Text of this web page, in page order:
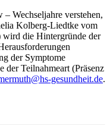
Wechseljahre verstehen,
Kolberg-Liedtke vom
wird die Hintergründe der
der Symptome
der Teilnahmeart (Präsenz
gesundheit.de.